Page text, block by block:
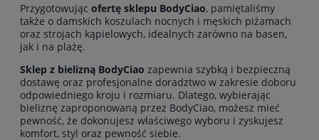
Przygotowując ofertę sklepu BodyCiao, pamiętaliśmy
także o damskich koszulach nocnych i męskich piżamach
oraz strojach kąpielowych, idealnych zarówno na basen,
jak i na plażę.
Sklep z bielizną BodyCiao zapewnia szybką i bezpieczną
dostawę oraz profesjonalne doradztwo w zakresie doboru
odpowiedniego kroju i rozmiaru. Dlatego, wybierając
bieliznę zaproponowaną przez BodyCiao, możesz mieć
pewność, że dokonujesz właściwego wyboru i zyskujesz
komfort, styl oraz pewność siebie.